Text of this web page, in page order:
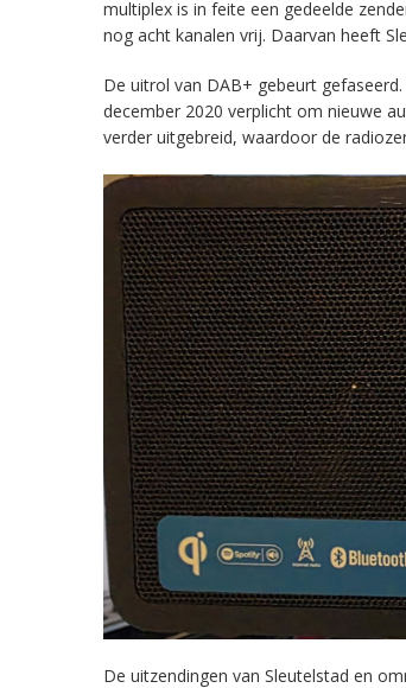
multiplex is in feite een gedeelde
nog acht kanalen vrij. Daarvan heeft
De uitrol van DAB+ gebeurt
december 2020 verplicht om nieuwe
verder uitgebreid, waardoor de
De uitzendingen van Sleutelstad en